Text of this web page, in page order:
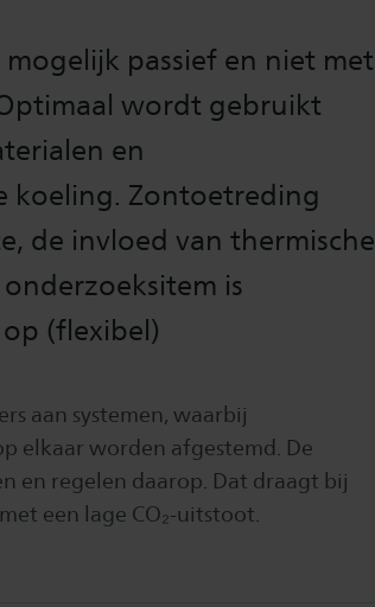
passief en niet met
wordt gebruikt
en
koeling. Zontoetreding
de invloed van thermische
is
(flexibel)
aan systemen, waarbij
elkaar worden afgestemd. De
en regelen daarop. Dat draagt bij
een lage CO₂-uitstoot.